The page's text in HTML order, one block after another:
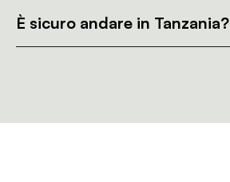
È sicuro andare in Tanzania?